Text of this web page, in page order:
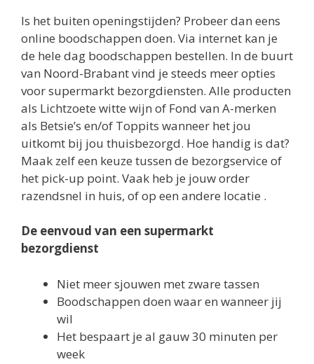
Is het buiten openingstijden? Probeer dan eens
online boodschappen doen. Via internet kan je
de hele dag boodschappen bestellen. In de buurt
van Noord-Brabant vind je steeds meer opties
voor supermarkt bezorgdiensten. Alle producten
als Lichtzoete witte wijn of Fond van A-merken
als Betsie’s en/of Toppits wanneer het jou
uitkomt bij jou thuisbezorgd. Hoe handig is dat?
Maak zelf een keuze tussen de bezorgservice of
het pick-up point. Vaak heb je jouw order
razendsnel in huis, of op een andere locatie .
De eenvoud van een supermarkt
bezorgdienst
Niet meer sjouwen met zware tassen
Boodschappen doen waar en wanneer jij
wil
Het bespaart je al gauw 30 minuten per
week